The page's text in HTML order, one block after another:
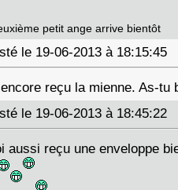
petit ange arrive bientôt
le 19-06-2013 à 18:15:45
reçu la mienne. As-tu
le 19-06-2013 à 18:45:22
aussi reçu une enveloppe